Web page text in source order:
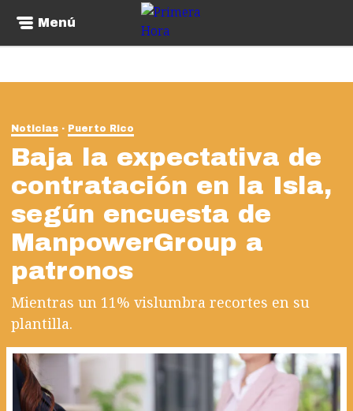
Menú
Noticias Puerto Rico
Baja la expectativa de
contratación en la Isla,
según encuesta de
ManpowerGroup a
patronos
Mientras un 11% vislumbra recortes en su
plantilla.